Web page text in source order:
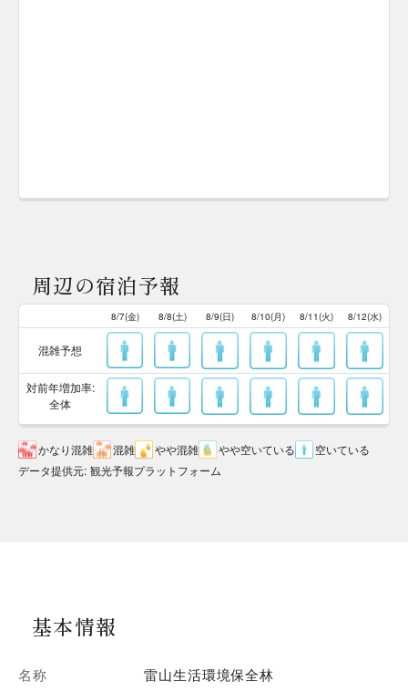
周辺の宿泊予報
8/7(金) 8/8(土) 8/9(日) 8/10(月) 8/11(火) 8/12(水)
混雑予想
対前年増加率:
全体
かなり混雑 混雑 やや混雑 やや空いている
空いている
データ提供元: 観光予報プラットフォーム
基本情報
名称 雷山生活環境保全林